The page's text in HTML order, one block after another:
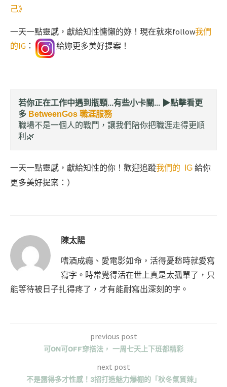
己》
一天一點靈感，獻給知性慵懶的妳！現在就來follow我們
的IG ： 給妳更多美好提案！
若你正在工作中遇到瓶頸...有些小卡關... ▶︎點擊看更
多 BetweenGos 職涯服務
職場不是一個人的戰鬥，讓我們陪你把職涯走得更順
利🌿
一天一點靈感，獻給知性的你！歡迎追蹤我們的 IG 給你
更多美好提案：）
陳太陽
嗜酒成癮、愛電影如命，活得憂愁時就愛寫
寫字。時常覺得活在世上真是太孤單了，只
能等待被日子扎得疼了，才有能耐寫出深刻的字。
previous post
可ON可OFF穿搭法， 一周七天上下班都精彩
next post
不是露得多才性感！3招打造魅力爆棚的「秋冬氣質辣」